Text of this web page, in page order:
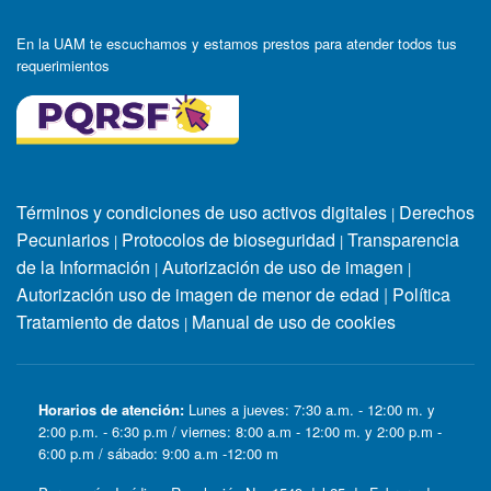
En la UAM te escuchamos y estamos prestos para atender todos tus
requerimientos
Términos y condiciones de uso activos digitales | Derechos
Pecuniarios | Protocolos de bioseguridad | Transparencia
de la Información | Autorización de uso de imagen |
Autorización uso de imagen de menor de edad | Política
Tratamiento de datos | Manual de uso de cookies
Horarios de atención: Lunes a jueves: 7:30 a.m. - 12:00 m. y
2:00 p.m. - 6:30 p.m / viernes: 8:00 a.m - 12:00 m. y 2:00 p.m -
6:00 p.m / sábado: 9:00 a.m -12:00 m